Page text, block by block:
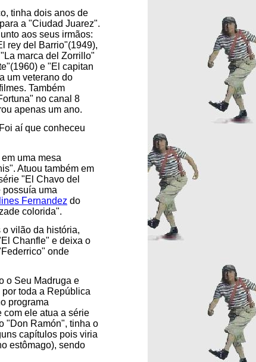
tinha dois anos de
a "Ciudad Juarez".
aos seus irmãos:
rey del Barrio"(1949),
marca del Zorrillo"
e "El capitan
um veterano do
Também
no canal 8
apenas um ano.
aí que conheceu
uma mesa
Atuou também em
"El Chavo del
uma
Fernandez do
colorida".
vilão da história,
Chanfle" e deixa o
onde
o Seu Madruga e
toda a República
programa
com ele atua a série
"Don Ramón", tinha o
capítulos pois viria
estômago), sendo